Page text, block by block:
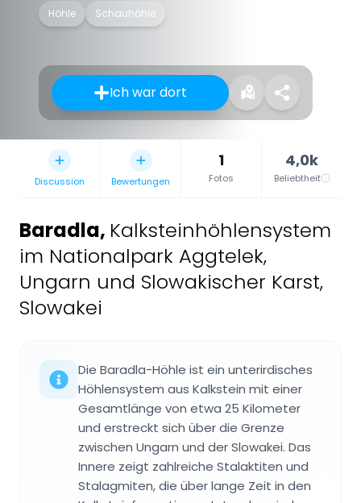
Höhle Schauhöhle
Ich war dort
Discussion Bewertungen
1
Fotos
4,0k
Beliebtheit
Baradla, Kalksteinhöhlensystem
im Nationalpark Aggtelek,
Ungarn und Slowakischer Karst,
Slowakei
Die Baradla-Höhle ist ein unterirdisches
Höhlensystem aus Kalkstein mit einer
Gesamtlänge von etwa 25 Kilometer
und erstreckt sich über die Grenze
zwischen Ungarn und der Slowakei. Das
Innere zeigt zahlreiche Stalaktiten und
Stalagmiten, die über lange Zeit in den